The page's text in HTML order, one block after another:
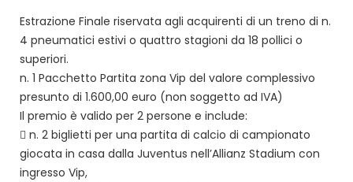
Estrazione Finale riservata agli acquirenti di un treno di n.
4 pneumatici estivi o quattro stagioni da 18 pollici o
superiori.
n. 1 Pacchetto Partita zona Vip del valore complessivo
presunto di 1.600,00 euro (non soggetto ad IVA)
Il premio è valido per 2 persone e include:
 n. 2 biglietti per una partita di calcio di campionato
giocata in casa dalla Juventus nell’Allianz Stadium con
ingresso Vip,